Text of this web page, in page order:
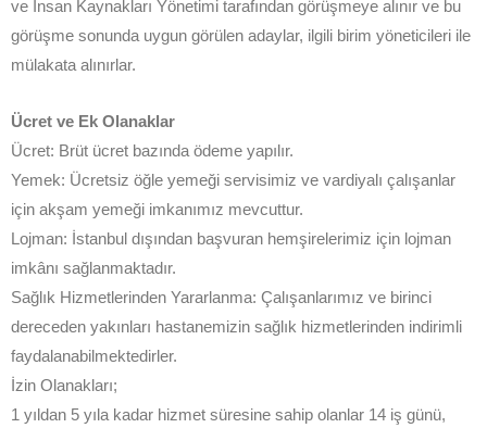
ve İnsan Kaynakları Yönetimi tarafından görüşmeye alınır ve bu
görüşme sonunda uygun görülen adaylar, ilgili birim yöneticileri ile
mülakata alınırlar.
Ücret ve Ek Olanaklar
Ücret: Brüt ücret bazında ödeme yapılır.
Yemek: Ücretsiz öğle yemeği servisimiz ve vardiyalı çalışanlar
için akşam yemeği imkanımız mevcuttur.
Lojman: İstanbul dışından başvuran hemşirelerimiz için lojman
imkânı sağlanmaktadır.
Sağlık Hizmetlerinden Yararlanma: Çalışanlarımız ve birinci
dereceden yakınları hastanemizin sağlık hizmetlerinden indirimli
faydalanabilmektedirler.
İzin Olanakları;
1 yıldan 5 yıla kadar hizmet süresine sahip olanlar 14 iş günü,